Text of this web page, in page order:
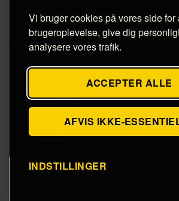
Vi bruger cookies på vores side for
brugeroplevelse, give dig
analysere vores trafik.
ACCEPTER ALLE
AFVIS IKKE-
INDSTILLINGER